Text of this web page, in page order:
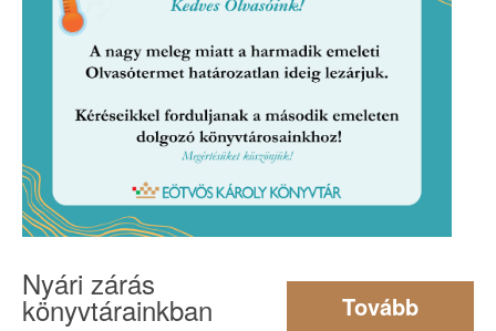
Tovább
Nyári zárás
könyvtárainkban